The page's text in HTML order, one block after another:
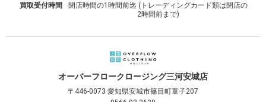
買取受付時間
閉店時間の1時間前迄 (トレーディングカード類は閉店の
2時間前まで)
オーバーフロークロージング三河安城店
〒446-0073 愛知県安城市篠目町童子207